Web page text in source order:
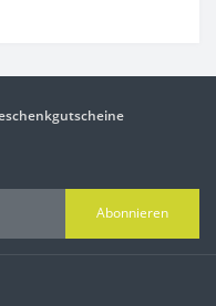
Abonnieren